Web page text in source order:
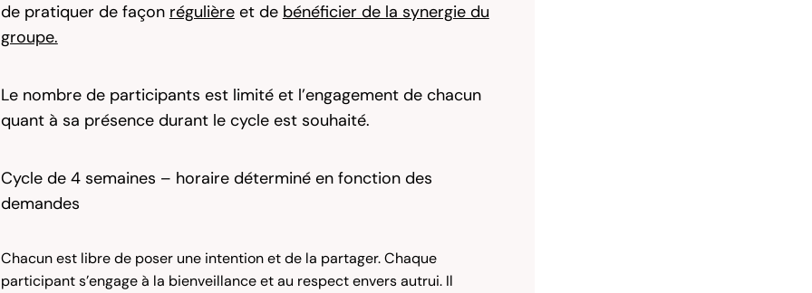
de pratiquer de façon régulièreet de bénéficier de la synergie du
groupe.
Le nombre de participants est limité et l’engagement de chacun
quant à sa présence durant le cycle est souhaité.
Cycle de 4 semaines – horaire déterminé en fonction des
demandes
Chacun est libre de poser une intention et de la partager. Chaque
participant s’engage à la bienveillance et au respect envers autrui. Il